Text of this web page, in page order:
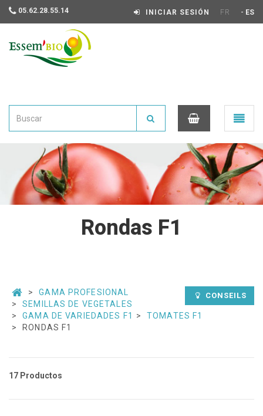
05.62.28.55.14 INICIAR SESIÓN FR - ES
0
Ouvrir
le
menu
Rondas F1
CONSEILS
GAMA PROFESIONAL
SEMILLAS DE VEGETALES
GAMA DE VARIEDADES F1
TOMATES F1
RONDAS F1
17 Productos